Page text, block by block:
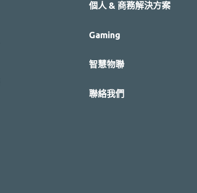
個人 & 商務解決方案
Gaming
智慧物聯
聯絡我們